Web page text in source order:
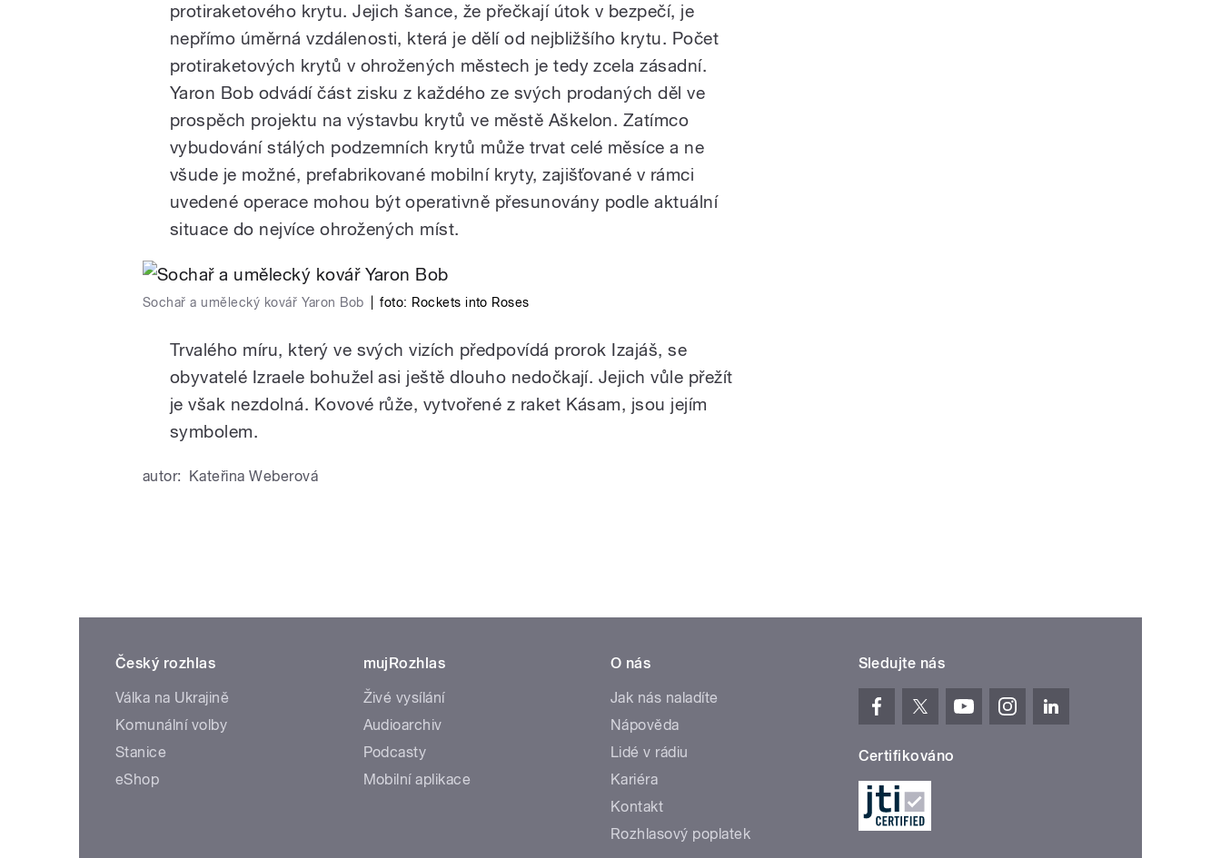
protiraketového krytu. Jejich šance, že přečkají útok v bezpečí, je
nepřímo úměrná vzdálenosti, která je dělí od nejbližšího krytu. Počet
protiraketových krytů v ohrožených městech je tedy zcela zásadní.
Yaron Bob odvádí část zisku z každého ze svých prodaných děl ve
prospěch projektu na výstavbu krytů ve městě Aškelon. Zatímco
vybudování stálých podzemních krytů může trvat celé měsíce a ne
všude je možné, prefabrikované mobilní kryty, zajišťované v rámci
uvedené operace mohou být operativně přesunovány podle aktuální
situace do nejvíce ohrožených míst.
Sochař a umělecký kovář Yaron Bob foto: Rockets into Roses
Trvalého míru, který ve svých vizích předpovídá prorok Izajáš, se
obyvatelé Izraele bohužel asi ještě dlouho nedočkají. Jejich vůle přežít
je však nezdolná. Kovové růže, vytvořené z raket Kásam, jsou jejím
symbolem.
autor: Kateřina Weberová
Český rozhlas
Válka na Ukrajině
Komunální volby
Stanice
eShop
mujRozhlas
Živé vysílání
Audioarchiv
Podcasty
Mobilní aplikace
O nás
Jak nás naladíte
Nápověda
Lidé v rádiu
Kariéra
Kontakt
Rozhlasový poplatek
Sledujte nás
Certifikováno